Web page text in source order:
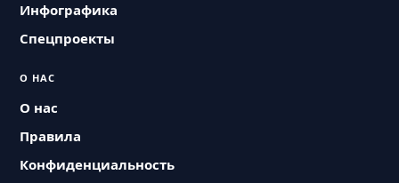
Инфографика
Спецпроекты
О НАС
О нас
Правила
Конфиденциальность